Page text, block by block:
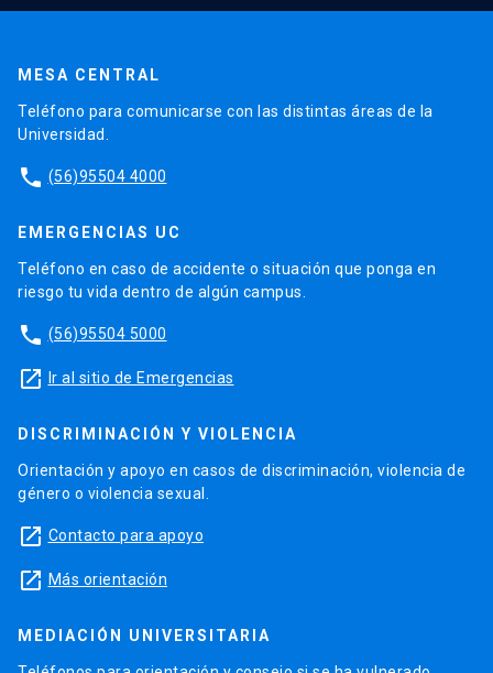
MESA CENTRAL
Teléfono para comunicarse con las distintas áreas de la
Universidad.
phone (56)95504 4000
EMERGENCIAS UC
Teléfono en caso de accidente o situación que ponga en
riesgo tu vida dentro de algún campus.
phone (56)95504 5000
launch Ir al sitio de Emergencias
DISCRIMINACIÓN Y VIOLENCIA
Orientación y apoyo en casos de discriminación, violencia de
género o violencia sexual.
launch Contacto para apoyo
launch Más orientación
MEDIACIÓN UNIVERSITARIA